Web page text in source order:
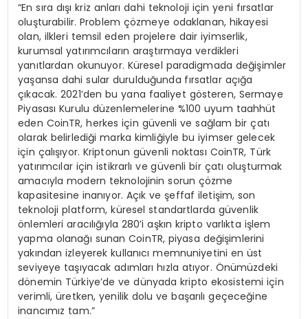
“En sıra dışı kriz anları dahi teknoloji için yeni fırsatlar
oluşturabilir. Problem çözmeye odaklanan, hikayesi
olan, ilkleri temsil eden projelere dair iyimserlik,
kurumsal yatırımcıların araştırmaya verdikleri
yanıtlardan okunuyor. Küresel paradigmada değişimler
yaşansa dahi sular durulduğunda fırsatlar açığa
çıkacak. 2021’den bu yana faaliyet gösteren, Sermaye
Piyasası Kurulu düzenlemelerine %100 uyum taahhüt
eden CoinTR, herkes için güvenli ve sağlam bir çatı
olarak belirlediği marka kimliğiyle bu iyimser gelecek
için çalışıyor. Kriptonun güvenli noktası CoinTR, Türk
yatırımcılar için istikrarlı ve güvenli bir çatı oluşturmak
amacıyla modern teknolojinin sorun çözme
kapasitesine inanıyor. Açık ve şeffaf iletişim, son
teknoloji platform, küresel standartlarda güvenlik
önlemleri aracılığıyla 280’i aşkın kripto varlıkta işlem
yapma olanağı sunan CoinTR, piyasa değişimlerini
yakından izleyerek kullanıcı memnuniyetini en üst
seviyeye taşıyacak adımları hızla atıyor. Önümüzdeki
dönemin Türkiye’de ve dünyada kripto ekosistemi için
verimli, üretken, yenilik dolu ve başarılı geçeceğine
inancımız tam.”